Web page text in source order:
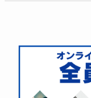
内最難関大学の
しかし、もとも
トを提供してま